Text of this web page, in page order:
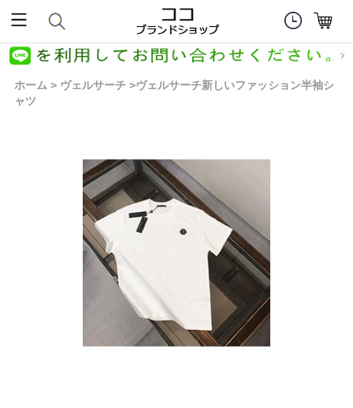
ホーム > ヴェルサーチ >ヴェルサーチ新しいファッション半袖シ
ャツ